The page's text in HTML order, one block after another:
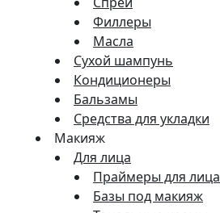
Филлеры
Масла
Сухой шампунь
Кондиционеры
Бальзамы
Средства для укладки
Макияж
Для лица
Праймеры для лица
Базы под макияж